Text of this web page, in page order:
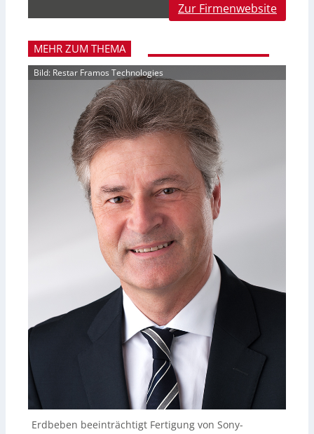
Zur Firmenwebsite
MEHR ZUM THEMA
Bild: Restar Framos Technologies
Erdbeben beeinträchtigt Fertigung von Sony-